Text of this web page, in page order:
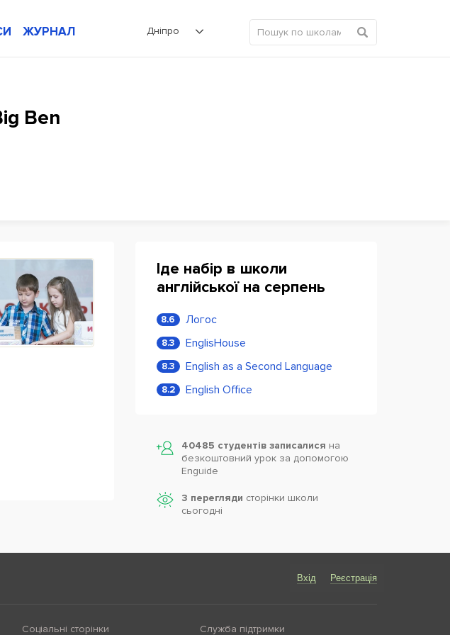
ЖУРНАЛ Дніпро
Ben
Іде набір в школи
англійської на серпень
8.6 Логос
8.3 EnglisHouse
8.3 English as a Second Language
8.2 English Office
40485 студентів записалися на
безкоштовний урок за допомогою
Enguide
3 перегляди сторінки школи
cьогодні
Вхід Реєстрація
Соціальні сторінки Служба підтримки